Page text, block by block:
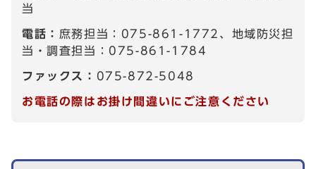
当
電話： 庶務担当：075-861-1772、地域防災担
当・調査担当：075-861-1784
ファックス： 075-872-5048
お電話の際はお掛け間違いにご注意ください